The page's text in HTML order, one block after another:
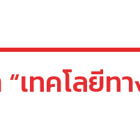
“เทคโล